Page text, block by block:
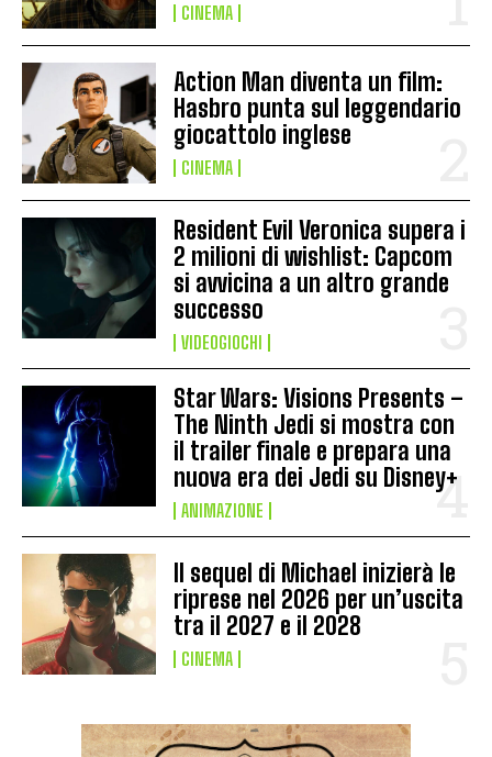
CINEMA
Action Man diventa un film:
Hasbro punta sul leggendario
giocattolo inglese
CINEMA
Resident Evil Veronica supera i
2 milioni di wishlist: Capcom
si avvicina a un altro grande
successo
VIDEOGIOCHI
Star Wars: Visions Presents –
The Ninth Jedi si mostra con
il trailer finale e prepara una
nuova era dei Jedi su Disney+
ANIMAZIONE
Il sequel di Michael inizierà le
riprese nel 2026 per un’uscita
tra il 2027 e il 2028
CINEMA